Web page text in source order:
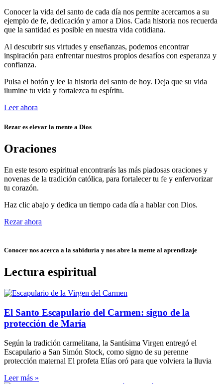
Conocer la vida del santo de cada día nos permite acercarnos a su
ejemplo de fe, dedicación y amor a Dios. Cada historia nos recuerda
que la santidad es posible en nuestra vida cotidiana.
Al descubrir sus virtudes y enseñanzas, podemos encontrar
inspiración para enfrentar nuestros propios desafíos con esperanza y
confianza.
Pulsa el botón y lee la historia del santo de hoy. Deja que su vida
ilumine tu vida y fortalezca tu espíritu.
Leer ahora
Rezar es elevar la mente a Dios
Oraciones
En este tesoro espiritual encontrarás las más piadosas oraciones y
novenas de la tradición católica, para fortalecer tu fe y enfervorizar
tu corazón.
Haz clic abajo y dedica un tiempo cada día a hablar con Dios.
Rezar ahora
Conocer nos acerca a la sabiduría y nos abre la mente al aprendizaje
Lectura espiritual
El Santo Escapulario del Carmen: signo de la
protección de María
Según la tradición carmelitana, la Santísima Virgen entregó el
Escapulario a San Simón Stock, como signo de su perenne
protección maternal El profeta Elías oró para que volviera la lluvia
Leer más »